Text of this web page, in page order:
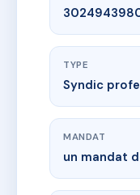
TYPE
Syndic
MANDAT
un mandat